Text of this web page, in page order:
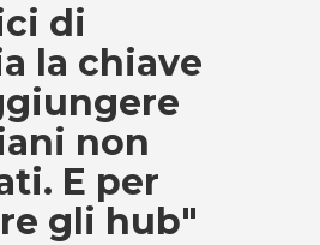
di
la chiave
non
E per
gli hub"